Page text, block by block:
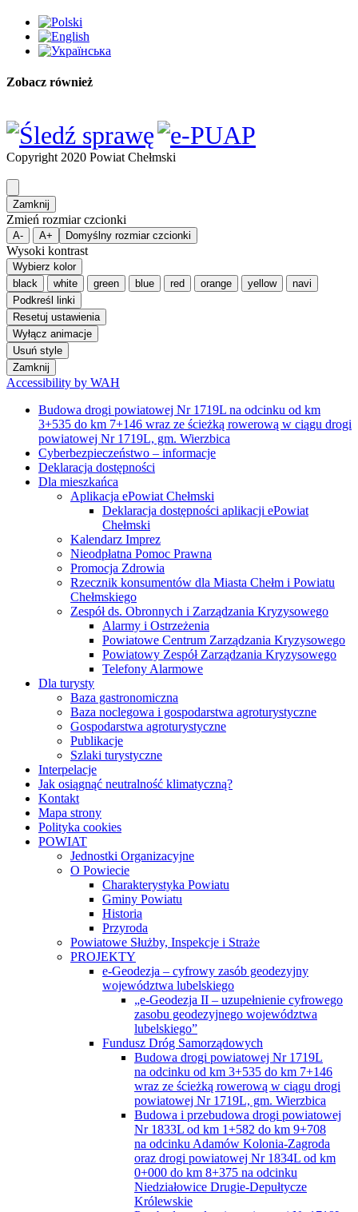
Zobacz również
Copyright 2020 Powiat Chełmski
Zamknij
Zmień rozmiar czcionki
A- A+ Domyślny rozmiar czcionki
Wysoki kontrast
Wybierz kolor
black
white green blue red orange yellow
navi
Podkreśl linki
Resetuj ustawienia
Wyłącz animacje
Usuń style
Zamknij
Accessibility by WAH
Budowa drogi powiatowej Nr 1719L na odcinku od km
3+535 do km 7+146 wraz ze ścieżką rowerową w ciągu drogi
powiatowej Nr 1719L, gm. Wierzbica
Cyberbezpieczeństwo – informacje
Deklaracja dostępności
Dla mieszkańca
Aplikacja ePowiat Chełmski
Deklaracja dostępności aplikacji ePowiat
Chełmski
Kalendarz Imprez
Nieodpłatna Pomoc Prawna
Promocja Zdrowia
Rzecznik konsumentów dla Miasta Chełm i Powiatu
Chełmskiego
Zespół ds. Obronnych i Zarządzania Kryzysowego
Alarmy i Ostrzeżenia
Powiatowe Centrum Zarządzania Kryzysowego
Powiatowy Zespół Zarządzania Kryzysowego
Telefony Alarmowe
Dla turysty
Baza gastronomiczna
Baza noclegowa i gospodarstwa agroturystyczne
Gospodarstwa agroturystyczne
Publikacje
Szlaki turystyczne
Interpelacje
Jak osiągnąć neutralność klimatyczną?
Kontakt
Mapa strony
Polityka cookies
POWIAT
Jednostki Organizacyjne
O Powiecie
Charakterystyka Powiatu
Gminy Powiatu
Historia
Przyroda
Powiatowe Służby, Inspekcje i Straże
PROJEKTY
e-Geodezja – cyfrowy zasób geodezyjny
województwa lubelskiego
„e-Geodezja II – uzupełnienie cyfrowego
zasobu geodezyjnego województwa
lubelskiego”
Fundusz Dróg Samorządowych
Budowa drogi powiatowej Nr 1719L
na odcinku od km 3+535 do km 7+146
wraz ze ścieżką rowerową w ciągu drogi
powiatowej Nr 1719L, gm. Wierzbica
Budowa i przebudowa drogi powiatowej
Nr 1833L od km 1+582 do km 9+708
na odcinku Adamów Kolonia-Zagroda
oraz drogi powiatowej Nr 1834L od km
0+000 do km 8+375 na odcinku
Niedziałowice Drugie-Depułtycze
Królewskie